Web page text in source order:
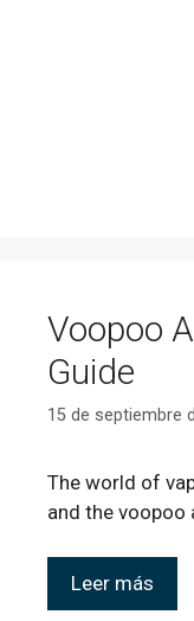
Voopoo
Guide
15 de septiembre
The world of
and the voopoo
Leer más